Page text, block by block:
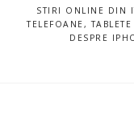
STIRI ONLINE DIN
TELEFOANE,
DESPRE